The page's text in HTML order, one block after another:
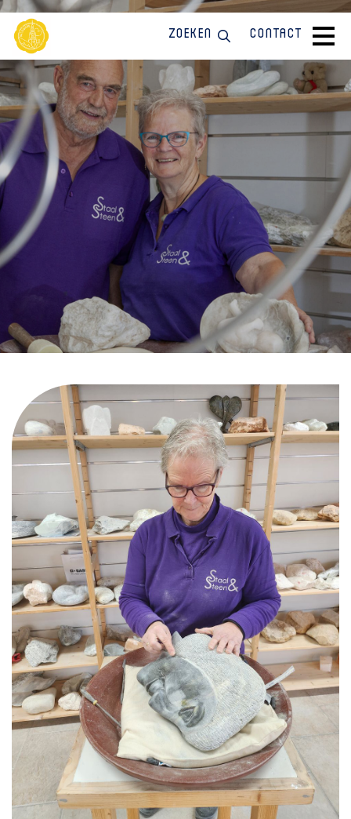
Zoeken Contact